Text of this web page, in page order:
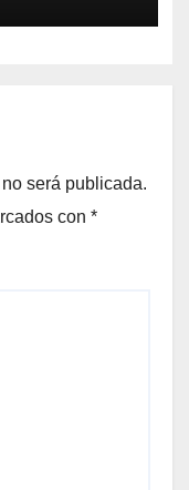
será publicada.
con *